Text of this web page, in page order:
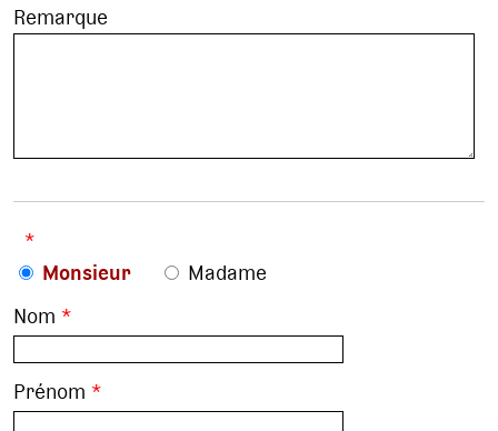
Remarque
*
Monsieur
Madame
Nom *
Prénom *